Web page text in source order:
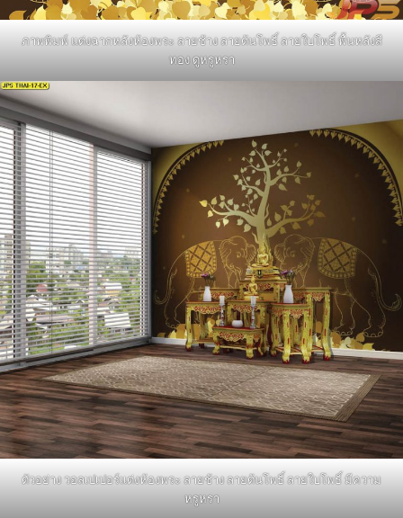
ภาพพิมพ์ แต่งฉากหลังห้องพระ ลายช้าง ลายต้นโพธิ์ ลายใบโพธิ์ พื้นหลังสี
ทอง ดูหรูหรา
ตัวอย่าง วอลเปเปอร์แต่งห้องพระ ลายช้าง ลายต้นโพธิ์ ลายใบโพธิ์ มีความ
หรูหรา